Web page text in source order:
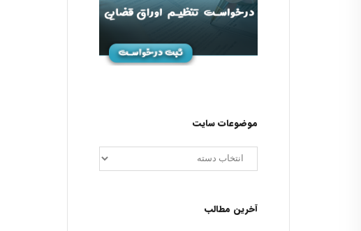
موضوعات سایت
آخرین مطالب